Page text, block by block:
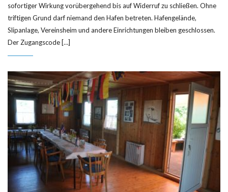
sofortiger Wirkung vorübergehend bis auf Widerruf zu schließen. Ohne
triftigen Grund darf niemand den Hafen betreten. Hafengelände,
Slipanlage, Vereinsheim und andere Einrichtungen bleiben geschlossen.
Der Zugangscode […]